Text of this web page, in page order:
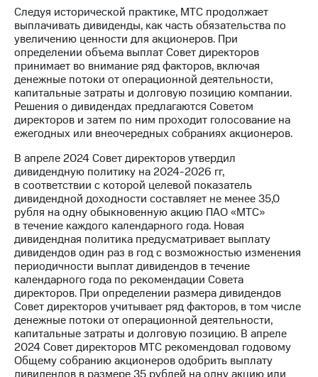
Контакты
Новости
в
регионе
и акционерам
Корпоративное
управление
Корпоративный
секретарь
Раскрытие
информации
Информация
акционерам
Документы
ПАО
"МТС"
Собрания
акционеров
Личный
кабинет
акционера
Акционерный
капитал
Следуя исторической практике, МТС продолжает
выплачивать дивиденды, как часть обязательства по
увеличению ценности для акционеров. При
определении объема выплат Совет директоров
принимает во внимание ряд факторов, включая
денежные потоки от операционной деятельности,
капитальные затраты и долговую позицию компании.
Решения о дивидендах предлагаются Советом
директоров и затем по ним проходит голосование на
ежегодных или внеочередных собраниях акционеров.
В апреле 2024 Совет директоров утвердил
дивидендную политику на 2024-2026 гг,
в соответствии с которой целевой показатель
дивидендной доходности составляет не менее 35,0
рубля на одну обыкновенную акцию ПАО «МТС»
в течение каждого календарного года. Новая
дивидендная политика предусматривает выплату
дивидендов один раз в год с возможностью изменения
периодичности выплат дивидендов в течение
календарного года по рекомендации Совета
директоров. При определении размера дивидендов
Совет директоров учитывает ряд факторов, в том числе
денежные потоки от операционной деятельности,
капитальные затраты и долговую позицию. В апреле
2024 Совет директоров МТС рекомендовал годовому
Общему собранию акционеров одобрить выплату